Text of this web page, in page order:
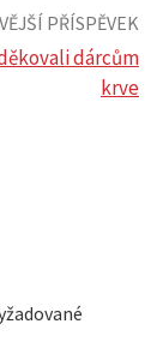
PŘÍSPĚVEK
dárcům
krve